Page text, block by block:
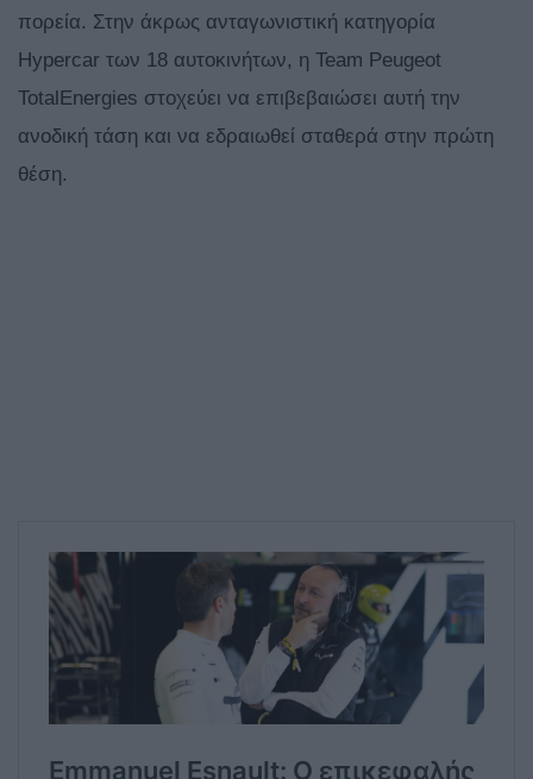
πορεία. Στην άκρως ανταγωνιστική κατηγορία
Hypercar των 18 αυτοκινήτων, η Team Peugeot
TotalEnergies στοχεύει να επιβεβαιώσει αυτή την
ανοδική τάση και να εδραιωθεί σταθερά στην πρώτη
θέση.